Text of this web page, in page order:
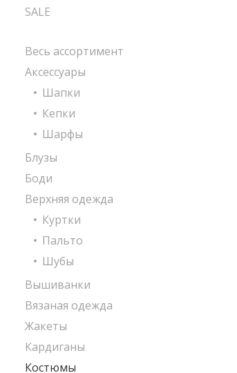
SALE
Весь ассортимент
Аксессуары
Шапки
Кепки
Шарфы
Блузы
Боди
Верхняя одежда
Куртки
Пальто
Шубы
Вышиванки
Вязаная одежда
Жакеты
Кардиганы
Костюмы